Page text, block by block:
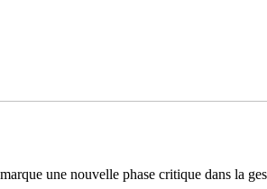
une nouvelle phase critique dans la